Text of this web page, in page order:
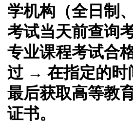
学机构（全日制
考试当天前查询
专业课程考试合
过 → 在指定的时
最后获取高等教
证书。